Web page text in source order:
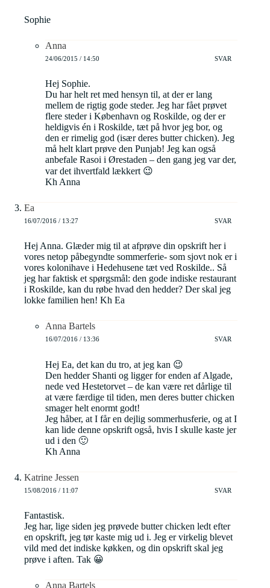
Sophie
Anna
24/06/2015 / 14:50 SVAR
Hej Sophie.
Du har helt ret med hensyn til, at der er lang
mellem de rigtig gode steder. Jeg har fået prøvet
flere steder i København og Roskilde, og der er
heldigvis én i Roskilde, tæt på hvor jeg bor, og
den er rimelig god (især deres butter chicken). Jeg
må helt klart prøve den Punjab! Jeg kan også
anbefale Rasoi i Ørestaden – den gang jeg var der,
var det ihvertfald lækkert 😉
Kh Anna
Ea
16/07/2016 / 13:27 SVAR
Hej Anna. Glæder mig til at afprøve din opskrift her i
vores netop påbegyndte sommerferie- som sjovt nok er i
vores kolonihave i Hedehusene tæt ved Roskilde.. Så
jeg har faktisk et spørgsmål: den gode indiske restaurant
i Roskilde, kan du røbe hvad den hedder? Der skal jeg
lokke familien hen! Kh Ea
Anna Bartels
16/07/2016 / 13:36 SVAR
Hej Ea, det kan du tro, at jeg kan 😉
Den hedder Shanti og ligger for enden af Algade,
nede ved Hestetorvet – de kan være ret dårlige til
at være færdige til tiden, men deres butter chicken
smager helt enormt godt!
Jeg håber, at I får en dejlig sommerhusferie, og at I
kan lide denne opskrift også, hvis I skulle kaste jer
ud i den 🙂
Kh Anna
Katrine Jessen
15/08/2016 / 11:07 SVAR
Fantastisk.
Jeg har, lige siden jeg prøvede butter chicken ledt efter
en opskrift, jeg tør kaste mig ud i. Jeg er virkelig blevet
vild med det indiske køkken, og din opskrift skal jeg
prøve i aften. Tak 😀
Anna Bartels